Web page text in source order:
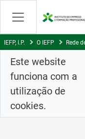
Saltar
para
conteúdo
principal
IEFP, I.P. O IEFP Rede
Este website
funciona com a
utilização de
cookies.